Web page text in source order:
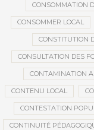
CONSOMMATION
CONSOMMER LOCAL
CONSTITUTION
CONSULTATION DES
CONTAMINATION
CONTENU LOCAL
CONTESTATION
CONTINUITÉ